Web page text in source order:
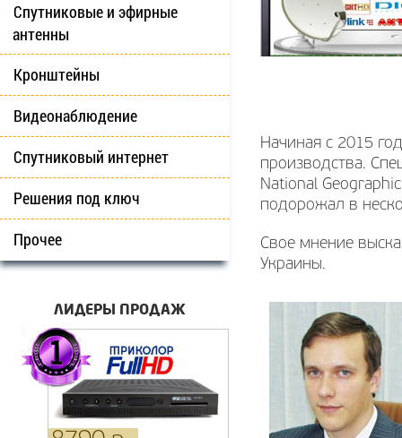
Спутниковые и эфирные
антенны
Кронштейны
Видеонаблюдение
Спутниковый интернет
Решения под ключ
Прочее
ЛИДЕРЫ ПРОДАЖ
Начиная с 2015
производства.
National
подорожал в
Свое мнение
Украины.